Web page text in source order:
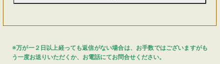
※万が一２日以上経っても返信がない場合は、お手数ではございますがも
う一度お送りいただくか、お電話にてお問合せください。